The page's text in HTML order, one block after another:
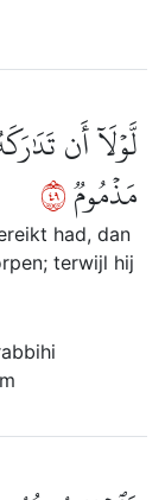
لَّوۡلَآ أَن
مَذۡمُومٞ٩٤
had, dan
terwijl hij